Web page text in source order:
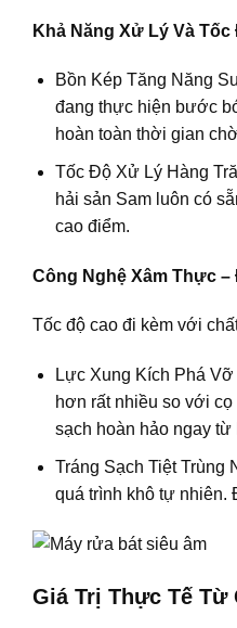
Khả Năng Xử Lý Và
Bồn Kép Tăng Năng
đang thực hiện bước
hoàn toàn thời gian
Tốc Độ Xử Lý Hàng
hải sản Sam luôn có
cao điểm.
Công Nghệ Xâm Thực
Tốc độ cao đi kèm với
Lực Xung Kích Phá Vỡ
hơn rất nhiều so với
sạch hoàn hảo ngay từ
Tráng Sạch Tiệt Trùng
quá trình khô tự nhiên.
Giá Trị Thực Tế Từ